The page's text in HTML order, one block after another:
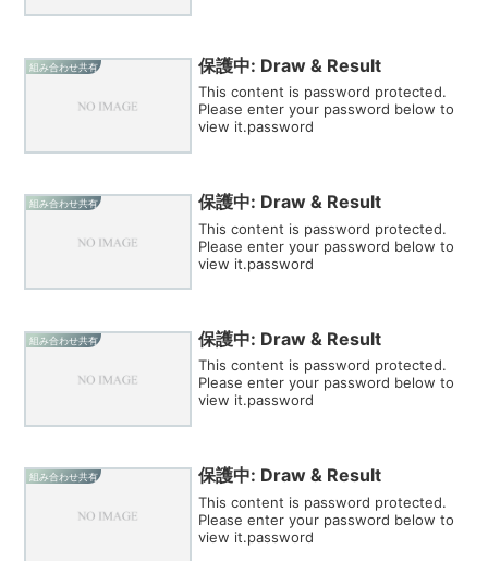
組み合わせ共有 保護中: Draw & Result
This content is password protected.
Please enter your password below to
view it.password
組み合わせ共有 保護中: Draw & Result
This content is password protected.
Please enter your password below to
view it.password
組み合わせ共有 保護中: Draw & Result
This content is password protected.
Please enter your password below to
view it.password
組み合わせ共有 保護中: Draw & Result
This content is password protected.
Please enter your password below to
view it.password